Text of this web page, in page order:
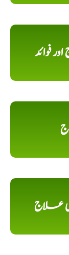
علاج